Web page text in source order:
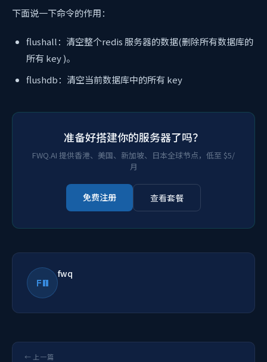
下面说一下命令的作用：
flushall：清空整个redis 服务器的数据(删除所有数据库的
所有 key )。
flushdb：清空当前数据库中的所有 key
准备好搭建你的服务器了吗？
FWQ.AI 提供香港、美国、新加坡、日本全球节点，低至 $5/
月
免费注册 查看套餐
FW
fwq
← 上一篇